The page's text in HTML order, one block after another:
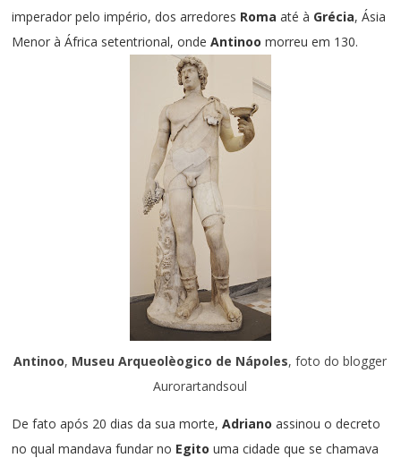
imperador pelo império, dos arredores Romaaté à Grécia, Ásia
Menor à África setentrional, ondeAntinoomorreu em 130.
Antinoo, Museu Arqueolèogico de Nápoles, foto do blogger
Aurorartandsoul
De fato após 20 dias da sua morte,Adrianoassinou o decreto
no qual mandava fundar no Egitouma cidade que se chamava